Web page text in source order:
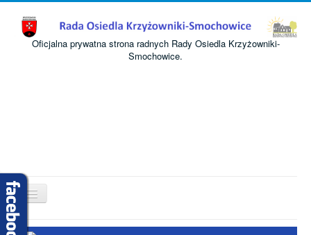
Oficjalna prywatna strona radnych Rady Osiedla Krzyżowniki-
Smochowice.
Przełącz
nawigację
Start